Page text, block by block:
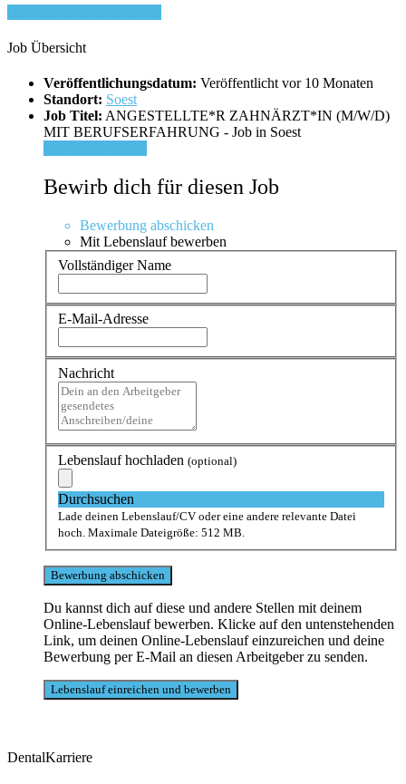
Job Übersicht
Veröffentlichungsdatum: Veröffentlicht vor 10 Monaten
Standort: Soest
Job Titel: ANGESTELLTE*R ZAHNÄRZT*IN (M/W/D)
MIT BERUFSERFAHRUNG - Job in Soest
Bewirb dich für diesen Job
Bewerbung abschicken
Mit Lebenslauf bewerben
Vollständiger Name
E-Mail-Adresse
Nachricht
Lebenslauf hochladen (optional)
Durchsuchen
Lade deinen Lebenslauf/CV oder eine andere relevante Datei
hoch. Maximale Dateigröße: 512 MB.
Du kannst dich auf diese und andere Stellen mit deinem
Online-Lebenslauf bewerben. Klicke auf den untenstehenden
Link, um deinen Online-Lebenslauf einzureichen und deine
Bewerbung per E-Mail an diesen Arbeitgeber zu senden.
DentalKarriere